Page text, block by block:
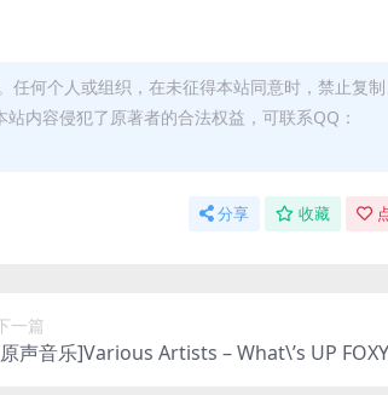
何个人或组织，在未征得本站同意时，禁止复
内容侵犯了原著者的合法权益，可联系QQ：
分享 收藏
一篇
声音乐]Various Artists – What\’s UP FOXY